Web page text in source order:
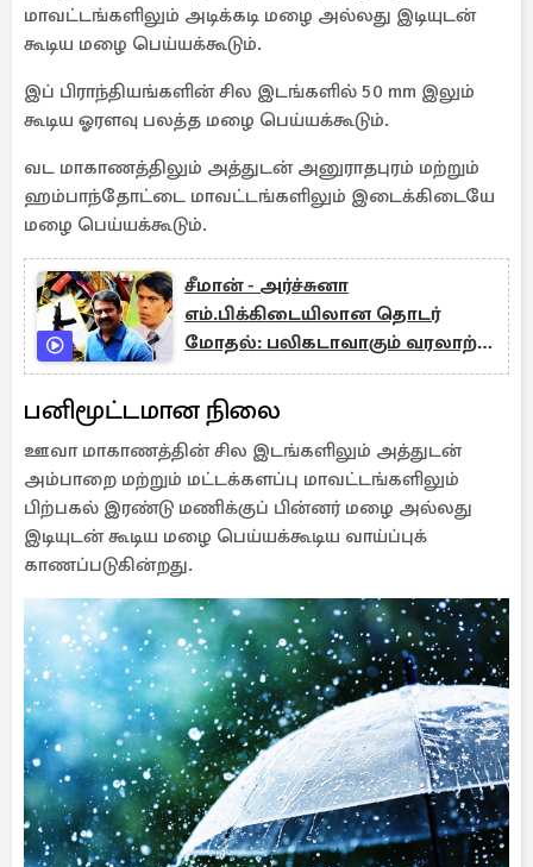
மாவட்டங்களிலும் அடிக்கடி மழை அல்லது இடியுடன்
கூடிய மழை பெய்யக்கூடும்.
இப் பிராந்தியங்களின் சில இடங்களில் 50 mm இலும்
கூடிய ஓரளவு பலத்த மழை பெய்யக்கூடும்.
வட மாகாணத்திலும் அத்துடன் அனுராதபுரம் மற்றும்
ஹம்பாந்தோட்டை மாவட்டங்களிலும் இடைக்கிடையே
மழை பெய்யக்கூடும்.
சீமான் - அர்ச்சுனா
எம்.பிக்கிடையிலான தொடர்
மோதல்: பலிகடாவாகும் வரலாற்று
சான்றுகள் (AK-74)
பனிமூட்டமான நிலை
ஊவா மாகாணத்தின் சில இடங்களிலும் அத்துடன்
அம்பாறை மற்றும் மட்டக்களப்பு மாவட்டங்களிலும்
பிற்பகல் இரண்டு மணிக்குப் பின்னர் மழை அல்லது
இடியுடன் கூடிய மழை பெய்யக்கூடிய வாய்ப்புக்
காணப்படுகின்றது.